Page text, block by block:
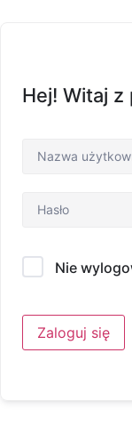
Hej! Witaj
Nie
Zaloguj się